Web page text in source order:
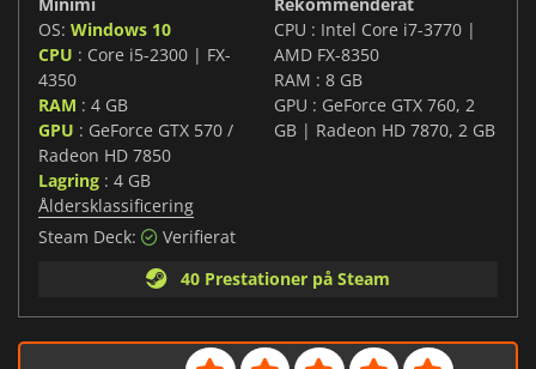
OS: Windows 10
CPU : Core i5-2300 | FX-
4350
RAM : 4 GB
GPU : GeForce GTX 570 /
Radeon HD 7850
Lagring : 4 GB
CPU : Intel Core i7-3770 |
AMD FX-8350
RAM : 8 GB
GPU : GeForce GTX 760, 2
GB | Radeon HD 7870, 2 GB
Åldersklassificering
Steam Deck:
Verifierat
40 Prestationer på Steam